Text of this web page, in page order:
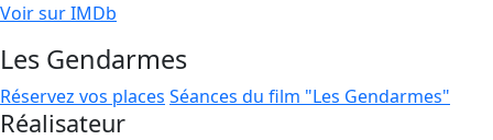
Voir sur IMDb
Les Gendarmes
Réservez vos places Séances du film "Les Gendarmes"
Réalisateur